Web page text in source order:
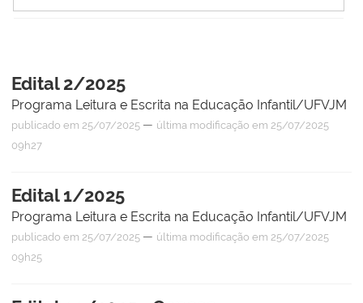
Edital 2/2025
Programa Leitura e Escrita na Educação Infantil/UFVJM
publicado em 25/07/2025 — última modificação em 25/07/2025
09h27
Edital 1/2025
Programa Leitura e Escrita na Educação Infantil/UFVJM
publicado em 25/07/2025 — última modificação em 25/07/2025
09h25